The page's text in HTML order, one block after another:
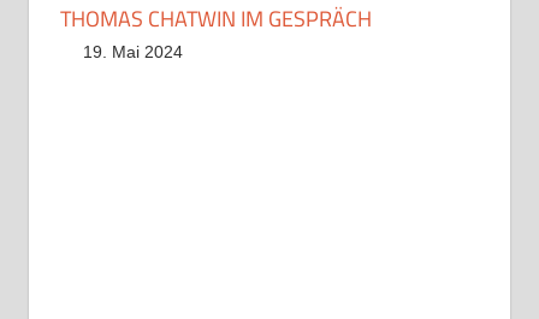
THOMAS CHATWIN IM GESPRÄCH
19. Mai 2024